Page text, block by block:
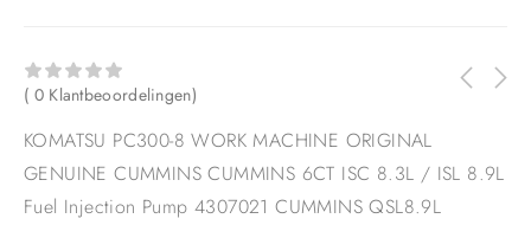
( 0 Klantbeoordelingen)
KOMATSU PC300-8 WORK MACHINE ORIGINAL
GENUINE CUMMINS CUMMINS 6CT ISC 8.3L / ISL 8.9L
Fuel Injection Pump 4307021 CUMMINS QSL8.9L